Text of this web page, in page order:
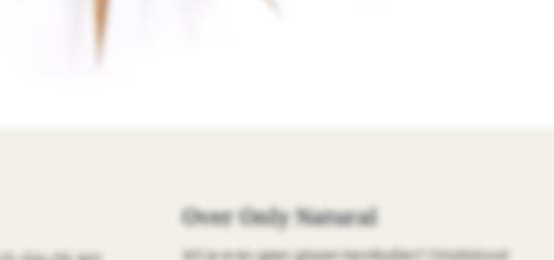
Over Only Natural
Wil je even geen glazen kerstballen? OnlyNatural